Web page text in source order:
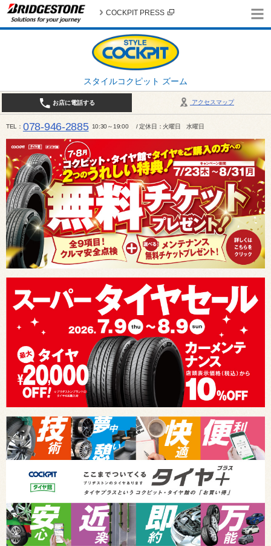
スタイルコクピット ズーム
COCKPIT PRESS
アクセスマップ
お店に電話する
TEL 078-946-2885 10:30～19:00 / 定休日：火曜日 水曜日